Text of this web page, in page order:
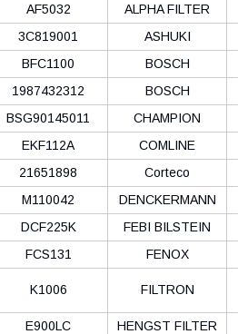
AF5032 ALPHA FILTER
3C819001 ASHUKI
BFC1100 BOSCH
1987432312 BOSCH
BSG90145011 CHAMPION
EKF112A COMLINE
21651898 Corteco
M110042 DENCKERMANN
DCF225K FEBI BILSTEIN
FCS131 FENOX
K1006 FILTRON
E900LC HENGST FILTER